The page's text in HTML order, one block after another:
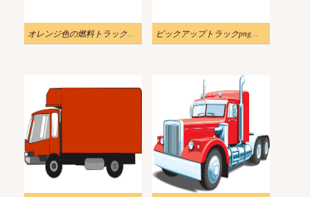
オレンジ色の燃料トラックpngイラスト ピックアップトラックpngイラスト